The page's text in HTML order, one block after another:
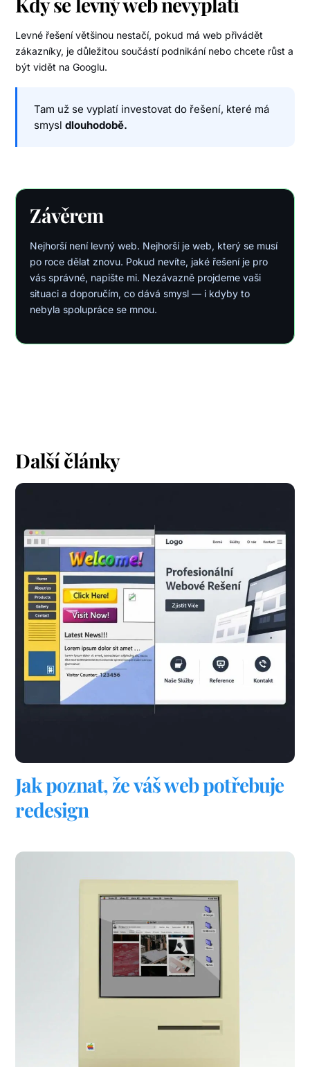
Levné řešení většinou nestačí, pokud má web přivádět
zákazníky, je důležitou součástí podnikání nebo chcete růst a
být vidět na Googlu.
Tam už se vyplatí investovat do řešení, které má
smysldlouhodobě.
Závěrem
Nejhorší není levný web. Nejhorší je web, který se musí
po roce dělat znovu. Pokud nevíte, jaké řešení je pro
vás správné, napište mi. Nezávazně projdeme vaši
situaci a doporučím, co dává smysl — i kdyby to
nebyla spolupráce se mnou.
Další články
Jak poznat, že váš web potřebuje
redesign